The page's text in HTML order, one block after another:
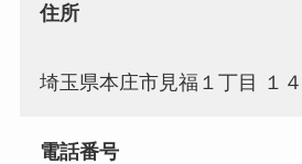
住所
埼玉県本庄市見福１丁目 １
電話番号